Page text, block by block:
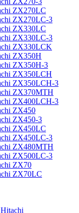
ZX270LC
ZX270LC-3
ZX330LC
ZX330LC-3
ZX330LCK
ZX350H
ZX350H-3
ZX350LCH
ZX350LCH-3
ZX370MTH
ZX400LCH-3
ZX450
ZX450-3
ZX450LC
ZX450LC-3
ZX480MTH
ZX500LC-3
ZX70
ZX70LC